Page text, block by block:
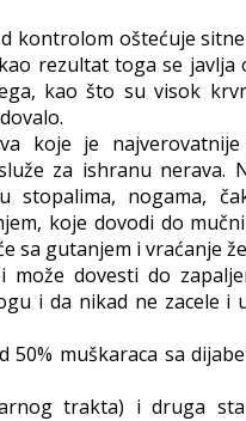
kontrolom oštećuje
rezultat toga se javlja
kao što su visok
koje je najverovatnije
za ishranu nerava.
stopalima, nogama,
koje dovodi do
sa gutanjem i vraćanje
dovesti do
i da nikad ne zacele i
muškaraca sa
trakta) i druga